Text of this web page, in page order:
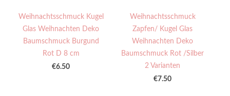
Weihnachtsschmuck Kugel
Glas Weihnachten Deko
Baumschmuck Burgund
Rot D 8 cm
€6.50
Weihnachtsschmuck
Zapfen/ Kugel Glas
Weihnachten Deko
Baumschmuck Rot /Silber
2 Varianten
€7.50